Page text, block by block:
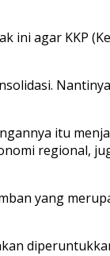
ini agar KKP
itu
regional,
yang